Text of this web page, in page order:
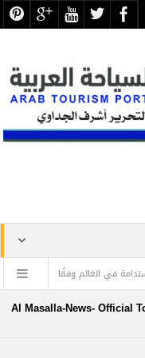
استدامة في العالم وفقًا
Al Masalla-News- Official